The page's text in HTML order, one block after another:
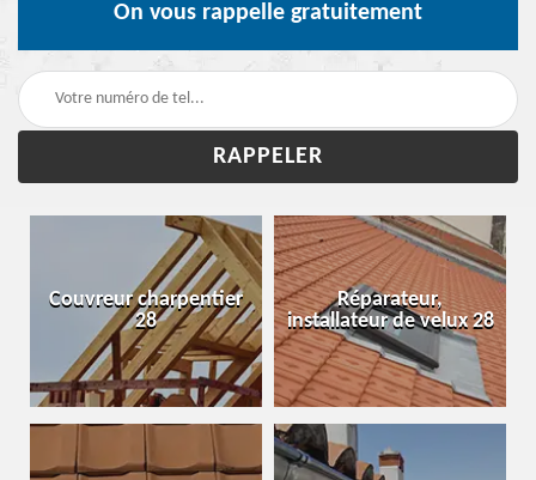
On vous rappelle gratuitement
Couvreur charpentier
28
Réparateur,
installateur de velux 28